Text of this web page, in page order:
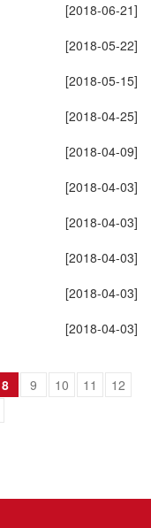
[2018-06-21]
[2018-05-22]
[2018-05-15]
[2018-04-25]
[2018-04-09]
[2018-04-03]
[2018-04-03]
[2018-04-03]
[2018-04-03]
[2018-04-03]
8 9 10 11
12